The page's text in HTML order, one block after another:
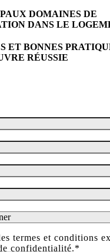
DOMAINES DE
DANS LE
ET BONNES
RÉUSSIE
termes et conditions
confidentialité.*